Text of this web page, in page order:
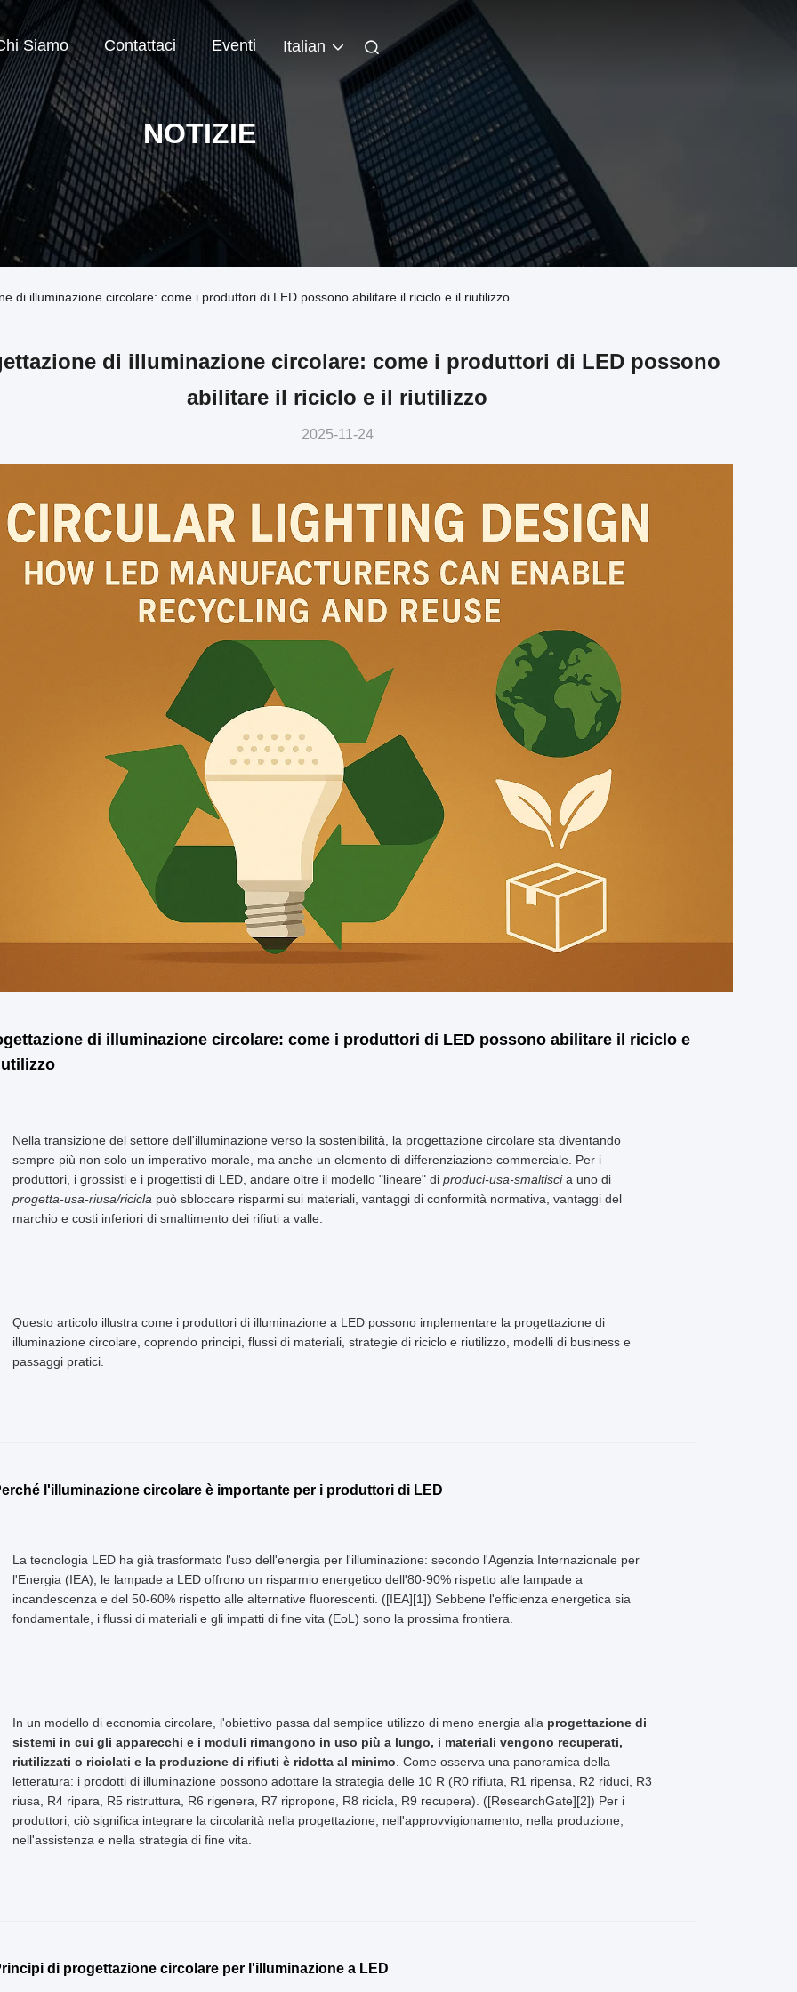
Siamo Contattaci Eventi Italian
NOTIZIE
di illuminazione circolare: come i produttori di LED possono abilitare il riciclo e il riutilizzo
di illuminazione circolare: come i produttori di LED possono
abilitare il riciclo e il riutilizzo
2025-11-24
di illuminazione circolare: come i produttori di LED possono abilitare il riciclo e
Nella transizione del settore dell'illuminazione verso la sostenibilità, la progettazione circolare sta diventando
sempre più non solo un imperativo morale, ma anche un elemento di differenziazione commerciale. Per i
produttori, i grossisti e i progettisti di LED, andare oltre il modello "lineare" di produci-usa-smaltiscia uno di
progetta-usa-riusa/ricicla può sbloccare risparmi sui materiali, vantaggi di conformità normativa, vantaggi del
marchio e costi inferiori di smaltimento dei rifiuti a valle.
Questo articolo illustra come i produttori di illuminazione a LED possono implementare la progettazione di
illuminazione circolare, coprendo principi, flussi di materiali, strategie di riciclo e riutilizzo, modelli di business e
passaggi pratici.
l'illuminazione circolare è importante per i produttori di LED
La tecnologia LED ha già trasformato l'uso dell'energia per l'illuminazione: secondo l'Agenzia Internazionale per
l'Energia (IEA), le lampade a LED offrono un risparmio energetico dell'80-90% rispetto alle lampade a
incandescenza e del 50-60% rispetto alle alternative fluorescenti. ([IEA][1]) Sebbene l'efficienza energetica sia
fondamentale, i flussi di materiali e gli impatti di fine vita (EoL) sono la prossima frontiera.
In un modello di economia circolare, l'obiettivo passa dal semplice utilizzo di meno energia alla progettazione di
sistemi in cui gli apparecchi e i moduli rimangono in uso più a lungo, i materiali vengono recuperati,
riutilizzati o riciclati e la produzione di rifiuti è ridotta al minimo. Come osserva una panoramica della
letteratura: i prodotti di illuminazione possono adottare la strategia delle 10 R (R0 rifiuta, R1 ripensa, R2 riduci, R3
riusa, R4 ripara, R5 ristruttura, R6 rigenera, R7 ripropone, R8 ricicla, R9 recupera). ([ResearchGate][2]) Per i
produttori, ciò significa integrare la circolarità nella progettazione, nell'approvvigionamento, nella produzione,
nell'assistenza e nella strategia di fine vita.
di progettazione circolare per l'illuminazione a LED